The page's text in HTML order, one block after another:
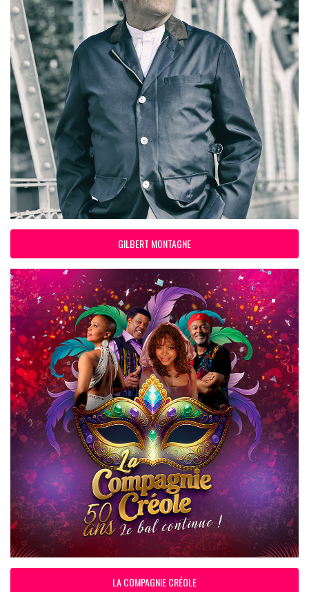
GILBERT MONTAGNE
LA COMPAGNIE CRÉOLE